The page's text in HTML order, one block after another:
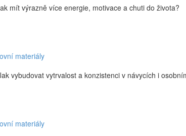
mít výrazně více energie, motivace a chuti do života?
materiály
vybudovat vytrvalost a konzistenci v návycích i
materiály